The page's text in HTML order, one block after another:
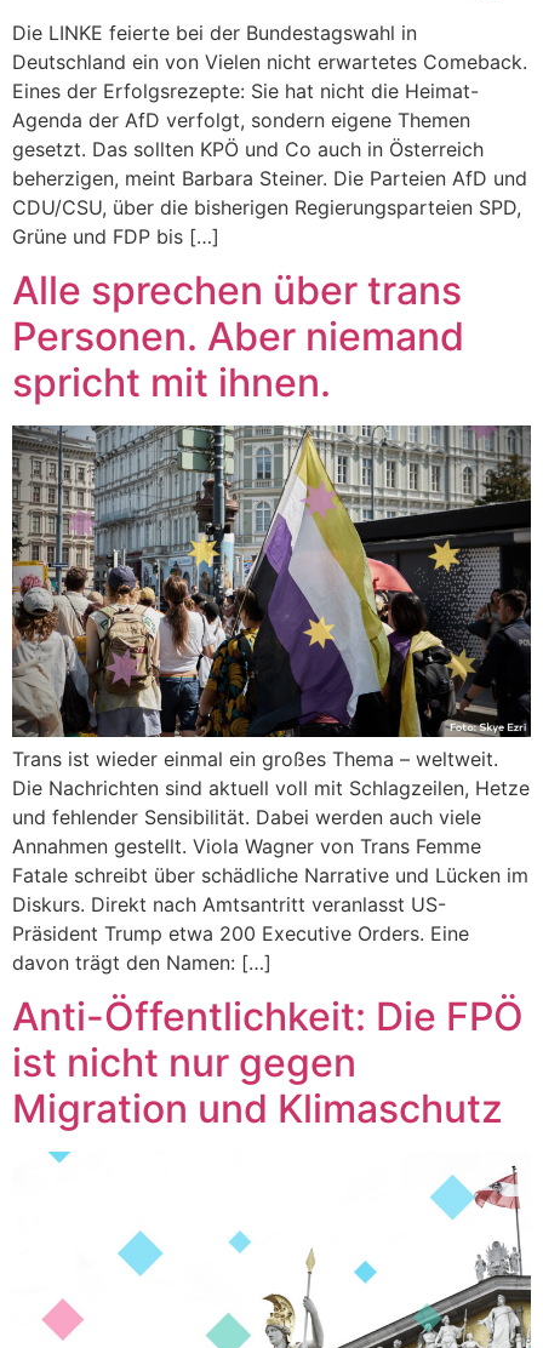
Die LINKE feierte bei der Bundestagswahl in
Deutschland ein von Vielen nicht erwartetes Comeback.
Eines der Erfolgsrezepte: Sie hat nicht die Heimat-
Agenda der AfD verfolgt, sondern eigene Themen
gesetzt. Das sollten KPÖ und Co auch in Österreich
beherzigen, meint Barbara Steiner. Die Parteien AfD und
CDU/CSU, über die bisherigen Regierungsparteien SPD,
Grüne und FDP bis […]
Alle sprechen über trans
Personen. Aber niemand
spricht mit ihnen.
Trans ist wieder einmal ein großes Thema – weltweit.
Die Nachrichten sind aktuell voll mit Schlagzeilen, Hetze
und fehlender Sensibilität. Dabei werden auch viele
Annahmen gestellt. Viola Wagner von Trans Femme
Fatale schreibt über schädliche Narrative und Lücken im
Diskurs. Direkt nach Amtsantritt veranlasst US-
Präsident Trump etwa 200 Executive Orders. Eine
davon trägt den Namen: […]
Anti-Öffentlichkeit: Die FPÖ
ist nicht nur gegen
Migration und Klimaschutz